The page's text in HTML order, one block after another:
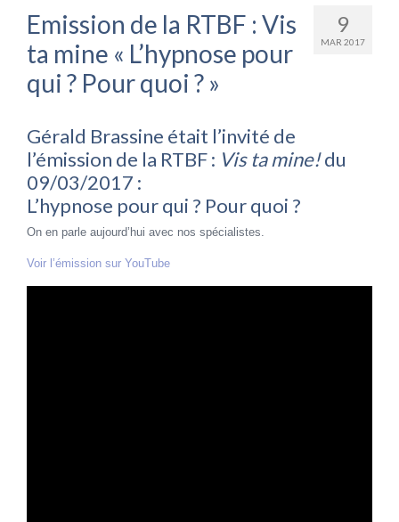
9
MAR 2017
Emission de la RTBF : Vis
ta mine « L’hypnose pour
qui ? Pour quoi ? »
Gérald Brassine était l’invité de
l’émission de la RTBF : Vis ta mine!du
09/03/2017 :
L’hypnose pour qui ? Pour quoi ?
On en parle aujourd’hui avec nos spécialistes.
Voir l’émission sur YouTube